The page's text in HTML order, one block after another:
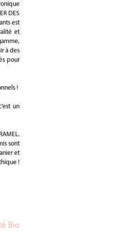
DES
est
et
à des
pour
!
un
sont
et
!
Bio